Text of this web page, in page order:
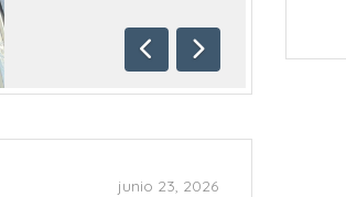
AnteriorSiguiente
junio 23, 2026